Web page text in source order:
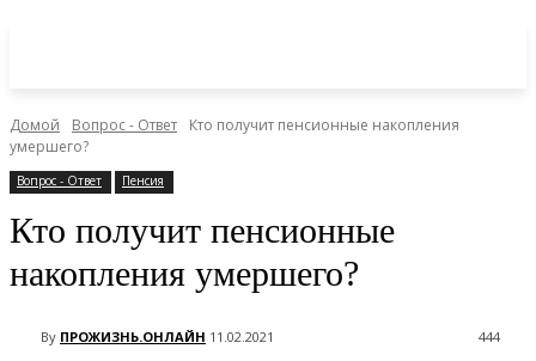
Домой Вопрос - Ответ
Кто получит пенсионные накопления
умершего?
Вопрос - Ответ Пенсия
Кто получит пенсионные
накопления умершего?
By ПРОЖИЗНЬ.ОНЛАЙН 11.02.2021 444